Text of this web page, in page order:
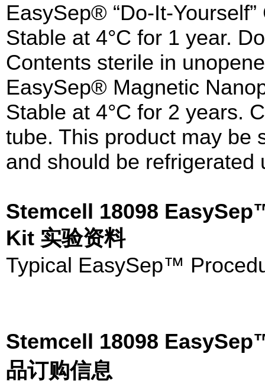
EasySep® “Do-It-
Stable at 4°C for 1 year.
Contents sterile in
EasySep® Magnetic
Stable at 4°C for 2 years.
tube. This product may be
and should be refrigerated
Stemcell 18098
Kit 实验资料
Typical EasySep™
Stemcell 18098
品订购信息